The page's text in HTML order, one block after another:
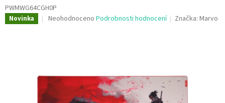
PWMWG64CGH0P
Novinka
Průměrné
5
hvězdiček.
Neohodnoceno Podrobnosti hodnocení Značka:Marvo